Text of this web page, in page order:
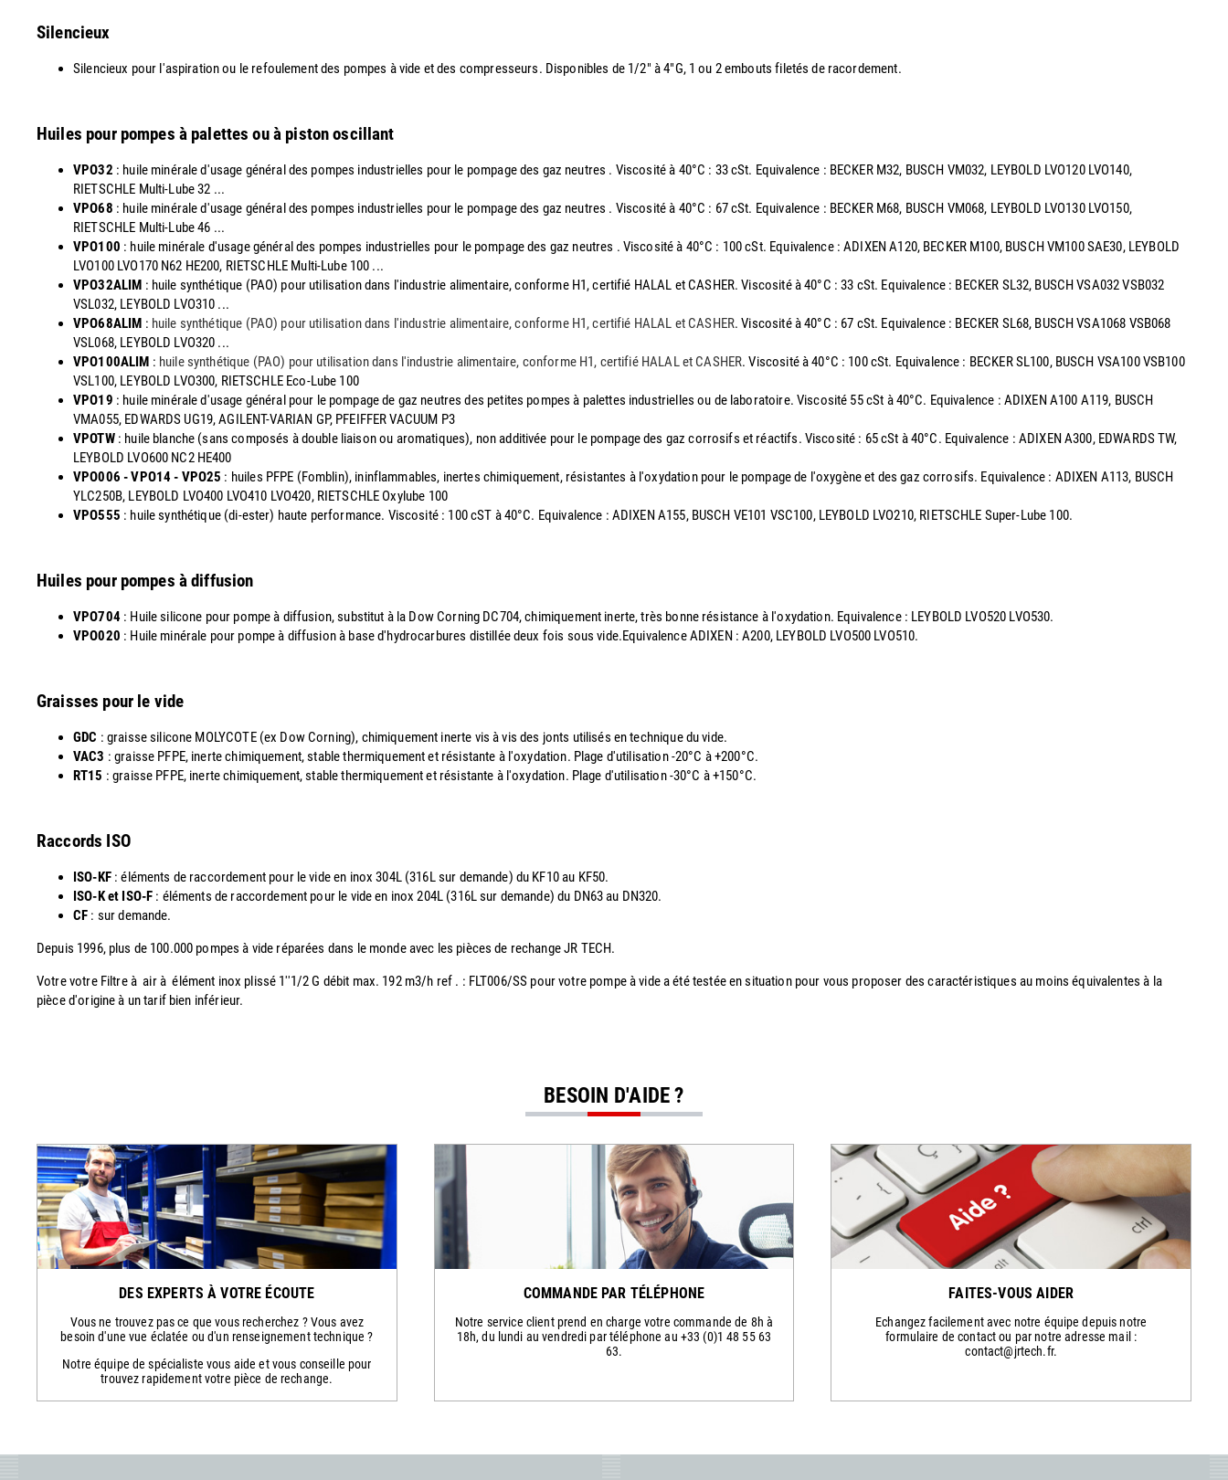
Silencieux
Silencieux pour l'aspiration ou le refoulement des pompes à vide et des compresseurs. Disponibles de 1/2" à 4"G, 1 ou 2 embouts filetés de racordement.
Huiles pour pompes à palettes ou à piston oscillant
VPO32 : huile minérale d'usage général des pompes industrielles pour le pompage des gaz neutres . Viscosité à 40°C : 33 cSt. Equivalence : BECKER M32, BUSCH VM032, LEYBOLD LVO120 LVO140,
RIETSCHLE Multi-Lube 32 ...
VPO68 : huile minérale d'usage général des pompes industrielles pour le pompage des gaz neutres . Viscosité à 40°C : 67 cSt. Equivalence : BECKER M68, BUSCH VM068, LEYBOLD LVO130 LVO150,
RIETSCHLE Multi-Lube 46 ...
VPO100 : huile minérale d'usage général des pompes industrielles pour le pompage des gaz neutres . Viscosité à 40°C : 100 cSt. Equivalence : ADIXEN A120, BECKER M100, BUSCH VM100 SAE30, LEYBOLD
LVO100 LVO170 N62 HE200, RIETSCHLE Multi-Lube 100 ...
VPO32ALIM : huile synthétique (PAO) pour utilisation dans l'industrie alimentaire, conforme H1, certifié HALAL et CASHER. Viscosité à 40°C : 33 cSt. Equivalence : BECKER SL32, BUSCH VSA032 VSB032
VSL032, LEYBOLD LVO310 ...
VPO68ALIM : huile synthétique (PAO) pour utilisation dans l'industrie alimentaire, conforme H1, certifié HALAL et CASHER. Viscosité à 40°C : 67 cSt. Equivalence : BECKER SL68, BUSCH VSA1068 VSB068
VSL068, LEYBOLD LVO320 ...
VPO100ALIM : huile synthétique (PAO) pour utilisation dans l'industrie alimentaire, conforme H1, certifié HALAL et CASHER. Viscosité à 40°C : 100 cSt. Equivalence : BECKER SL100, BUSCH VSA100 VSB100
VSL100, LEYBOLD LVO300, RIETSCHLE Eco-Lube 100
VPO19 : huile minérale d'usage général pour le pompage de gaz neutres des petites pompes à palettes industrielles ou de laboratoire. Viscosité 55 cSt à 40°C. Equivalence : ADIXEN A100 A119, BUSCH
VMA055, EDWARDS UG19, AGILENT-VARIAN GP, PFEIFFER VACUUM P3
VPOTW: huile blanche (sans composés à double liaison ou aromatiques), non additivée pour le pompage des gaz corrosifs et réactifs. Viscosité : 65 cSt à 40°C. Equivalence : ADIXEN A300, EDWARDS TW,
LEYBOLD LVO600 NC2 HE400
VPO006 - VPO14 - VPO25 : huiles PFPE (Fomblin), ininflammables, inertes chimiquement, résistantes à l'oxydation pour le pompage de l'oxygène et des gaz corrosifs. Equivalence : ADIXEN A113, BUSCH
YLC250B, LEYBOLD LVO400 LVO410 LVO420, RIETSCHLE Oxylube 100
VPO555 : huile synthétique (di-ester) haute performance. Viscosité : 100 cST à 40°C. Equivalence : ADIXEN A155, BUSCH VE101 VSC100, LEYBOLD LVO210, RIETSCHLE Super-Lube 100.
Huiles pour pompes à diffusion
VPO704 : Huile silicone pour pompe à diffusion, substitut à la Dow Corning DC704, chimiquement inerte, très bonne résistance à l'oxydation. Equivalence : LEYBOLD LVO520 LVO530.
VPO020 : Huile minérale pour pompe à diffusion à base d'hydrocarbures distillée deux fois sous vide.Equivalence ADIXEN : A200, LEYBOLD LVO500 LVO510.
Graisses pour le vide
GDC : graisse silicone MOLYCOTE (ex Dow Corning), chimiquement inerte vis à vis des jonts utilisés en technique du vide.
VAC3 : graisse PFPE, inerte chimiquement, stable thermiquement et résistante à l'oxydation. Plage d'utilisation -20°C à +200°C.
RT15 : graisse PFPE, inerte chimiquement, stable thermiquement et résistante à l'oxydation. Plage d'utilisation -30°C à +150°C.
Raccords ISO
ISO-KF: éléments de raccordement pour le vide en inox 304L (316L sur demande) du KF10 au KF50.
ISO-K et ISO-F : éléments de raccordement pour le vide en inox 204L (316L sur demande) du DN63 au DN320.
CF : sur demande.
Depuis 1996, plus de 100.000 pompes à vide réparées dans le monde avec les pièces de rechange JR TECH.
Votre votre Filtre à air à élément inox plissé 1''1/2 G débit max. 192 m3/h ref . : FLT006/SS pour votre pompe à vide a été testée en situation pour vous proposer des caractéristiques au moins équivalentes à la
pièce d'origine à un tarif bien inférieur.
BESOIN D'AIDE ?
DES EXPERTS À VOTRE ÉCOUTE
Vous ne trouvez pas ce que vous recherchez ? Vous avez
besoin d'une vue éclatée ou d'un renseignement technique ?
Notre équipe de spécialiste vous aide et vous conseille pour
trouvez rapidement votre pièce de rechange.
COMMANDE PAR TÉLÉPHONE
Notre service client prend en charge votre commande de 8h à
18h, du lundi au vendredi par téléphone au +33 (0)1 48 55 63
63.
FAITES-VOUS AIDER
Echangez facilement avec notre équipe depuis notre
formulaire de contact ou par notre adresse mail :
contact@jrtech.fr.